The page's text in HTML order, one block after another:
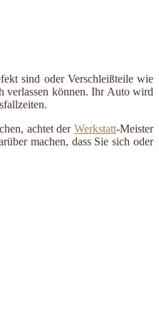
sind oder Verschleißteile wie
verlassen können. Ihr Auto wird
achtet derWerkstatt-Meister
machen, dass Sie sich oder